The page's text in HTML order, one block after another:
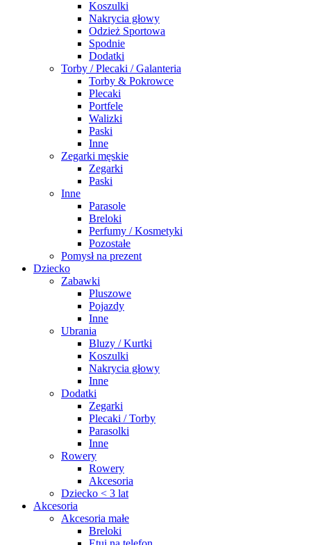
Koszulki
Nakrycia głowy
Odzież Sportowa
Spodnie
Dodatki
Torby / Plecaki / Galanteria
Torby & Pokrowce
Plecaki
Portfele
Walizki
Paski
Inne
Zegarki męskie
Zegarki
Paski
Inne
Parasole
Breloki
Perfumy / Kosmetyki
Pozostałe
Pomysł na prezent
Dziecko
Zabawki
Pluszowe
Pojazdy
Inne
Ubrania
Bluzy / Kurtki
Koszulki
Nakrycia głowy
Inne
Dodatki
Zegarki
Plecaki / Torby
Parasolki
Inne
Rowery
Rowery
Akcesoria
Dziecko < 3 lat
Akcesoria
Akcesoria małe
Breloki